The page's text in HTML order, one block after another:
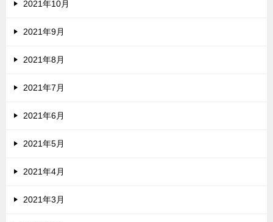
2021年10月
2021年9月
2021年8月
2021年7月
2021年6月
2021年5月
2021年4月
2021年3月